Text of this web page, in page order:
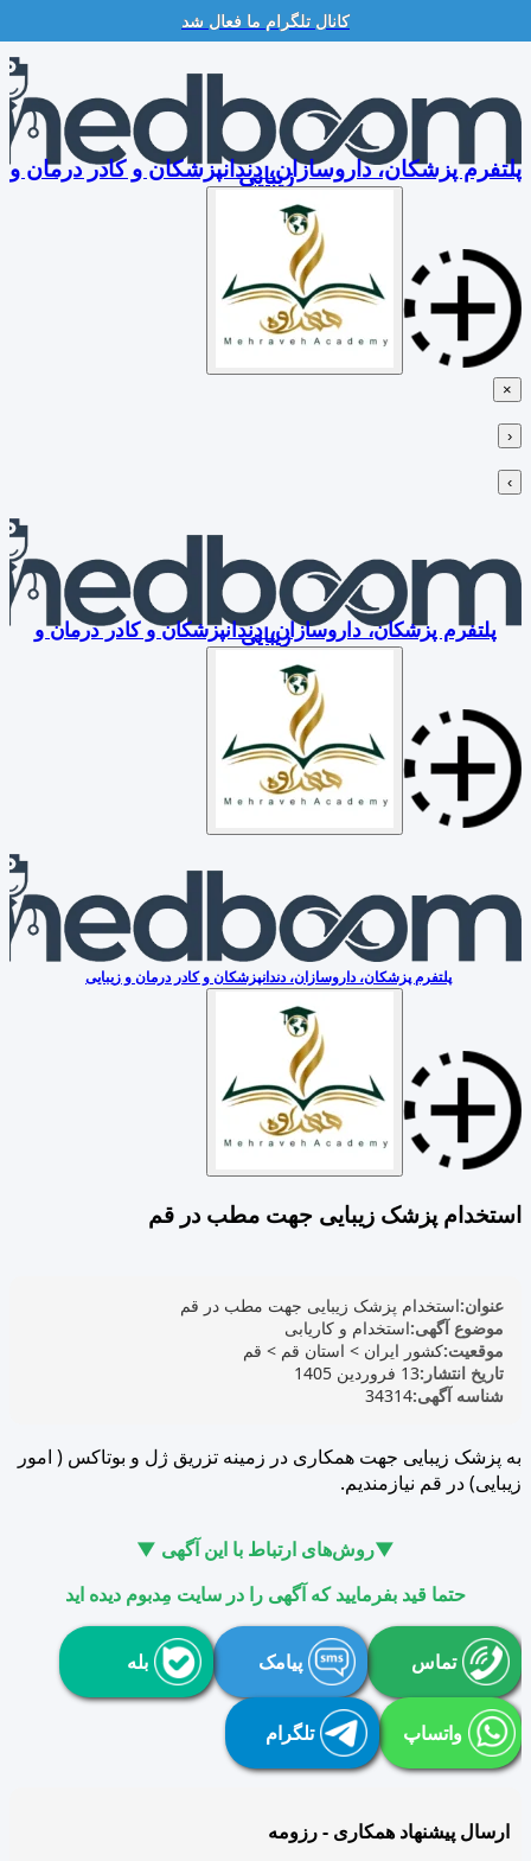
کانال تلگرام ما فعال شد
Skip
content
پلتفرم پزشکان، داروسازان، دندانپزشکان و کادر درمان و
زیبایی
×
‹
›
پلتفرم پزشکان، داروسازان، دندانپزشکان و کادر درمان و
زیبایی
پلتفرم پزشکان، داروسازان، دندانپزشکان و کادر درمان و زیبایی
استخدام پزشک زیبایی جهت مطب در قم
عنوان:استخدام پزشک زیبایی جهت مطب در قم
موضوع آگهی:استخدام و کاریابی
موقعیت:کشور ایران > استان قم > قم
تاریخ انتشار:13 فروردین 1405
شناسه آگهی:34314
به پزشک زیبایی جهت همکاری در زمینه تزریق ژل و بوتاکس ( امور
زیبایی) در قم نیازمندیم.
▼روش‌های ارتباط با این آگهی ▼
حتما قید بفرمایید که آگهی را در سایت مِدبوم دیده اید
تماس پیامک بله
واتساپ تلگرام
ارسال پیشنهاد همکاری - رزومه